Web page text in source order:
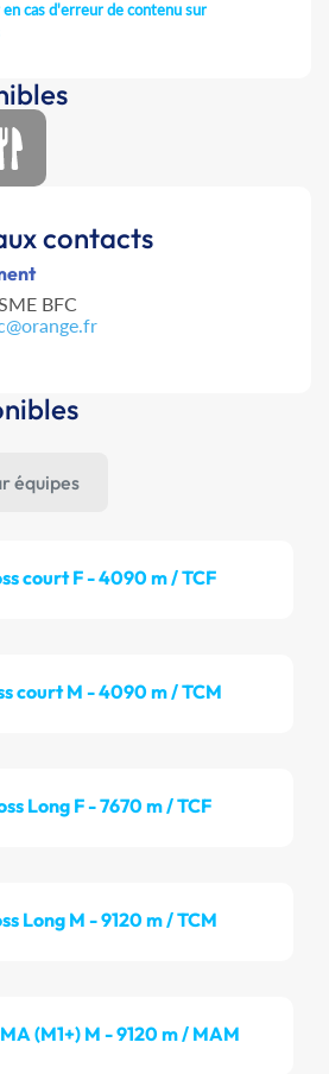
cas d'erreur de contenu sur
contacts
BFC
équipes
court F - 4090 m / TCF
court M - 4090 m / TCM
Long F - 7670 m / TCF
Long M - 9120 m / TCM
(M1+) M - 9120 m / MAM